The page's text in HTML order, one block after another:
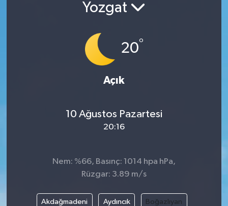
Yozgat
20°
Açık
10 Ağustos Pazartesi
20:16
Nem: %66, Basınç: 1014 hpa hPa,
Rüzgar: 3.89 m/s
Akdağmadeni Aydıncık Boğazlıyan